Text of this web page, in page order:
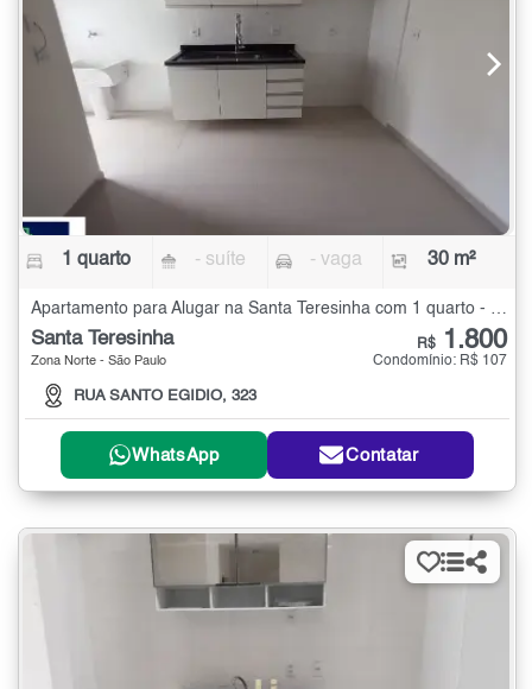
1 quarto - suíte - vaga 30 m²
Apartamento para Alugar na Santa Teresinha com 1 quarto - 30 m²
Santa Teresinha
Zona Norte - São Paulo
RUA SANTO EGIDIO, 323
R$ 1.800
Condomínio: R$ 107
WhatsApp Contatar